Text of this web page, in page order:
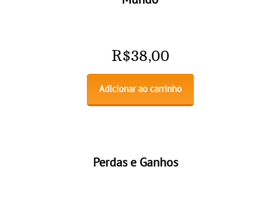
R$38,00
Adicionar ao carrinho
Perdas e Ganhos